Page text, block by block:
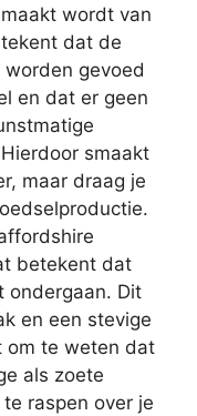
wordt van
dat de
gevoed
en dat er geen
smaakt
maar draag je
betekent dat
ondergaan. Dit
en een stevige
om te weten dat
als zoete
raspen over je